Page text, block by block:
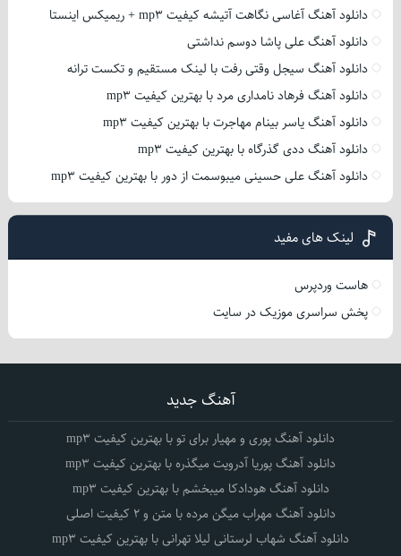
دانلود آهنگ آغاسی نگاهت آتیشه کیفیت mp3 + ریمیکس اینستا
دانلود آهنگ علی پاشا دوسم نداشتی
دانلود آهنگ سیجل وقتی رفت با لینک مستقیم و تکست ترانه
دانلود آهنگ فرهاد نامداری مرد با بهترین کیفیت mp3
دانلود آهنگ یاسر بینام مهاجرت با بهترین کیفیت mp3
دانلود آهنگ ددی گذرگاه با بهترین کیفیت mp3
دانلود آهنگ علی حسینی میبوسمت از دور با بهترین کیفیت mp3
لینک های مفید
هاست وردپرس
پخش سراسری موزیک در سایت
آهنگ جدید
دانلود آهنگ پوری و مهیار برای تو با بهترین کیفیت mp3
دانلود آهنگ پوریا آدرویت میگذره با بهترین کیفیت mp3
دانلود آهنگ هودادکا میبخشم با بهترین کیفیت mp3
دانلود آهنگ مهراب میگن مرده با متن و 2 کیفیت اصلی
دانلود آهنگ شهاب لرستانی لیلا تهرانی با بهترین کیفیت mp3